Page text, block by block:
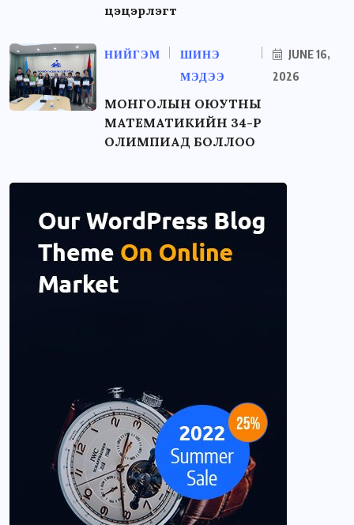
цэцэрлэгт
НИЙГЭМ
ШИНЭ
МЭДЭЭ
JUNE 16,
2026
МОНГОЛЫН ОЮУТНЫ
МАТЕМАТИКИЙН 34-Р
ОЛИМПИАД БОЛЛОО